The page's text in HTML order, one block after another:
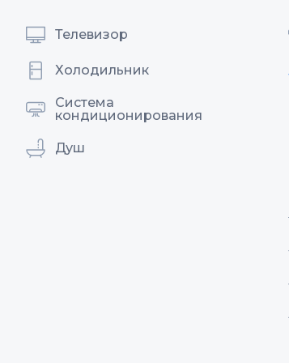
Телевизор
Холодильник
Система
кондиционирования
Душ